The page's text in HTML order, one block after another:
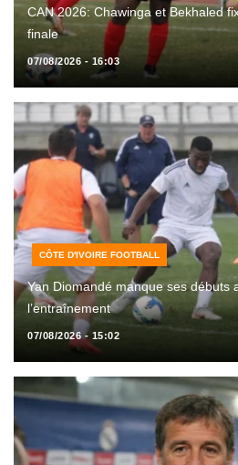
CAN 2026: Chawinga et Bekhaled
finale
07/08/2026 - 16:03
CÔTE D'IVOIRE FOOTBALL
Yan Diomandé manque ses débuts
l’entraînement
07/08/2026 - 15:02